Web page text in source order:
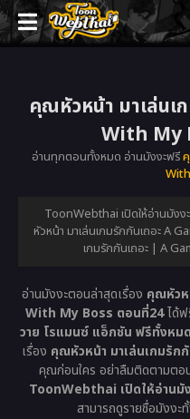
คุณหัวหน้า มาเล่นเ
With My
อ่านทุกตอนทั้งหมด อ่านมังงะฟรี
ToonWebthai เปิดให้อ่านมัง
หัวหน้า มาเล่นเกมรักกันเถอะ A
เกมรักกันเถอะ | A
อ่านมังงะตอนล่าสุดเรื่อง คุณหัวห
With My Boss ตอนที่24ได้ฟ
วาย โรแมนซ์ แอ็กชัน ฟรีทั้งหมด
เรื่อง คุณหัวหน้า มาเล่นเกมรัก
คุณก่อนใคร อย่าลืมติดตามตอ
ToonWebthai เปิดให้อ่านมั
สามารถดูรายชื่อมังง